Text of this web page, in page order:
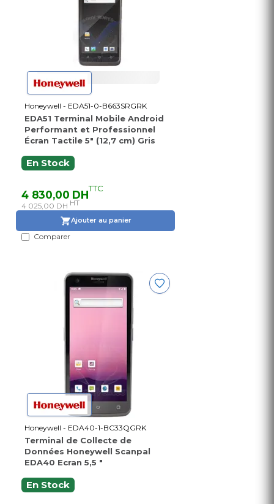
Honeywell - EDA51-0-B663SRGRK
EDA51 Terminal Mobile Android
Performant et Professionnel
Écran Tactile 5" (12,7 cm) Gris
En Stock
4 830,00 DHTTC
4 025,00 DH HT
Ajouter au panier
Comparer
Honeywell - EDA40-1-BC33QGRK
Terminal de Collecte de
Données Honeywell Scanpal
EDA40 Ecran 5,5 "
En Stock